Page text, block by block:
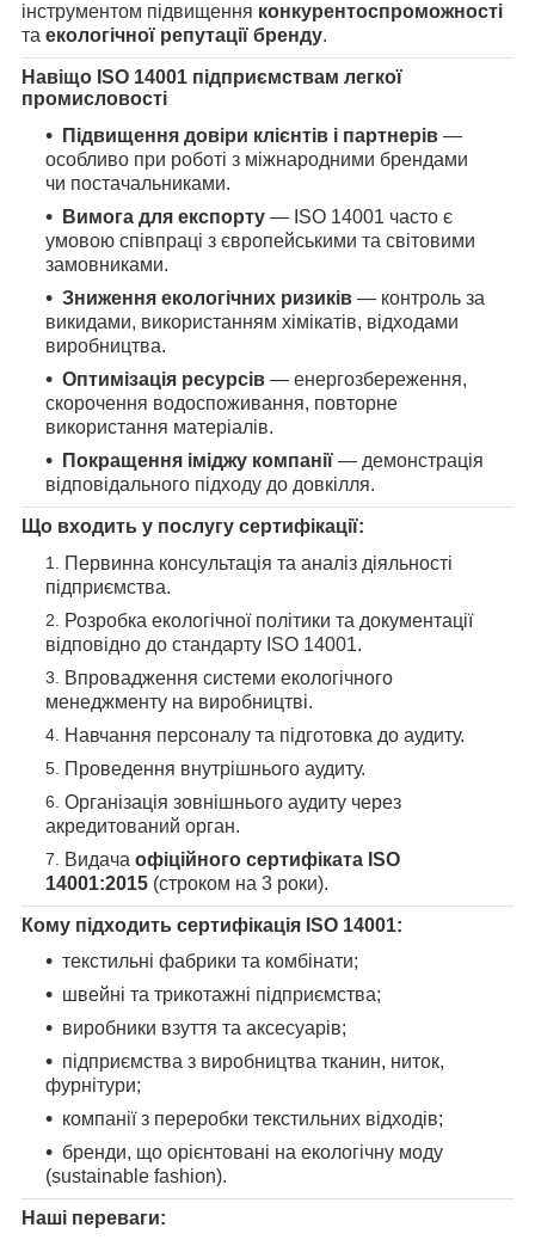
інструментом підвищення конкурентоспроможності
та екологічної репутації бренду.
Навіщо ISO 14001 підприємствам легкої
промисловості
Підвищення довіри клієнтів і партнерів —
особливо при роботі з міжнародними брендами
чи постачальниками.
Вимога для експорту — ISO 14001 часто є
умовою співпраці з європейськими та світовими
замовниками.
Зниження екологічних ризиків — контроль за
викидами, використанням хімікатів, відходами
виробництва.
Оптимізація ресурсів — енергозбереження,
скорочення водоспоживання, повторне
використання матеріалів.
Покращення іміджу компанії — демонстрація
відповідального підходу до довкілля.
Що входить у послугу сертифікації:
Первинна консультація та аналіз діяльності
підприємства.
Розробка екологічної політики та документації
відповідно до стандарту ISO 14001.
Впровадження системи екологічного
менеджменту на виробництві.
Навчання персоналу та підготовка до аудиту.
Проведення внутрішнього аудиту.
Організація зовнішнього аудиту через
акредитований орган.
Видача офіційного сертифіката ISO
14001:2015 (строком на 3 роки).
Кому підходить сертифікація ISO 14001:
текстильні фабрики та комбінати;
швейні та трикотажні підприємства;
виробники взуття та аксесуарів;
підприємства з виробництва тканин, ниток,
фурнітури;
компанії з переробки текстильних відходів;
бренди, що орієнтовані на екологічну моду
(sustainable fashion).
Наші переваги: